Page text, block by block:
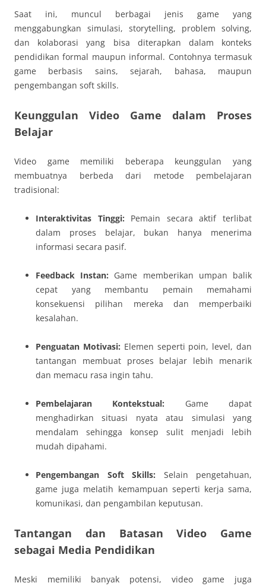
Saat ini, muncul berbagai jenis game yang
menggabungkan simulasi, storytelling, problem solving,
dan kolaborasi yang bisa diterapkan dalam konteks
pendidikan formal maupun informal. Contohnya termasuk
game berbasis sains, sejarah, bahasa, maupun
pengembangan soft skills.
Keunggulan Video Game dalam Proses
Belajar
Video game memiliki beberapa keunggulan yang
membuatnya berbeda dari metode pembelajaran
tradisional:
Interaktivitas Tinggi: Pemain secara aktif terlibat
dalam proses belajar, bukan hanya menerima
informasi secara pasif.
Feedback Instan: Game memberikan umpan balik
cepat yang membantu pemain memahami
konsekuensi pilihan mereka dan memperbaiki
kesalahan.
Penguatan Motivasi: Elemen seperti poin, level, dan
tantangan membuat proses belajar lebih menarik
dan memacu rasa ingin tahu.
Pembelajaran Kontekstual: Game dapat
menghadirkan situasi nyata atau simulasi yang
mendalam sehingga konsep sulit menjadi lebih
mudah dipahami.
Pengembangan Soft Skills: Selain pengetahuan,
game juga melatih kemampuan seperti kerja sama,
komunikasi, dan pengambilan keputusan.
Tantangan dan Batasan Video Game
sebagai Media Pendidikan
Meski memiliki banyak potensi, video game juga